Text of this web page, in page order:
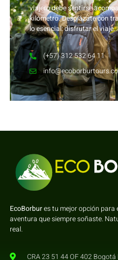
viajero debe sentirse
kilómetro. Desplázate con
lo esencial: disfrutar el viaje.
(+57) 312 532 64 11
info@ecoborburtours.co
EcoBorbures tu mejor opción para
aventura que siempre soñaste.
real.
CRA 23 51 44 OF 402 Bogotá